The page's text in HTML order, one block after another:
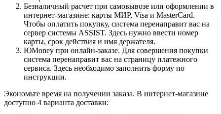
Безналичный расчет при самовывозе или оформлении в
интернет-магазине: карты МИР, Visa и MasterCard.
Чтобы оплатить покупку, система перенаправит вас на
сервер системы ASSIST. Здесь нужно ввести номер
карты, срок действия и имя держателя.
ЮMoney при онлайн-заказе. Для совершения покупки
система перенаправит вас на страницу платежного
сервиса. Здесь необходимо заполнить форму по
инструкции.
Экономьте время на получении заказа. В интернет-магазине
доступно 4 варианта доставки: